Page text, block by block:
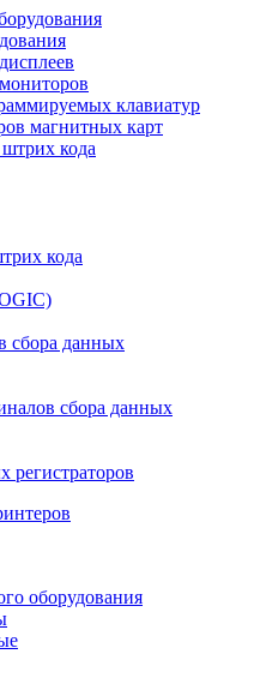
клавиатур
магнитных карт
кода
кода
сбора данных
сбора данных
регистраторов
оборудования